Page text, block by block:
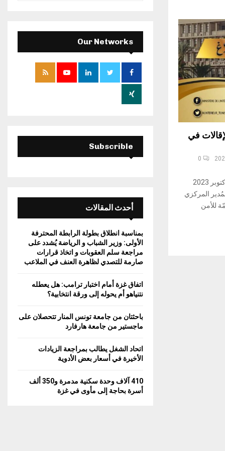
في
0
أعلنت وزارة الداخلية اليوم الثلاثاء 31 أكتوبر 2023
المركزي
للأمن
E
A
Our Networks
Subscrible
أحدث المقالات
بمناسبة انطلاق بطولة الرابطة المحترفة
الأولى: وزير الشباب و الرياضة يُشدد على
مراجعة سلم العقوبات و اتخاذ قرارات
صارمة للتصدي لظاهرة العنف في الملاعب
اتفاق غزة أمام اختبار ترامب: هل يعطله
نتنياهو أم يحوله إلى ورقة انتخابية؟
باحثتان من جامعة تونس المنار تتحصلان على
ماجستير من جامعة هارفارد
اتحاد الشغل يطالب بمراجعة الزيادات
الأخيرة في أسعار بعض الأدوية
410 آلاف وحدة سكنية مدمرة و350 ألف
أسرة بحاجة إلى مأوى في غزة